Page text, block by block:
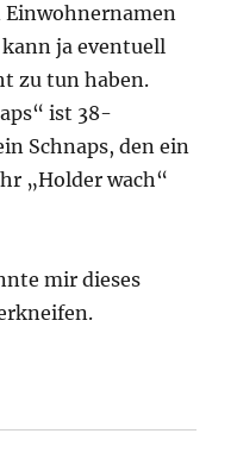
Einwohnernamen
ja eventuell
zu tun haben.
ist 38-
Schnaps, den ein
„Holder wach“
mir dieses